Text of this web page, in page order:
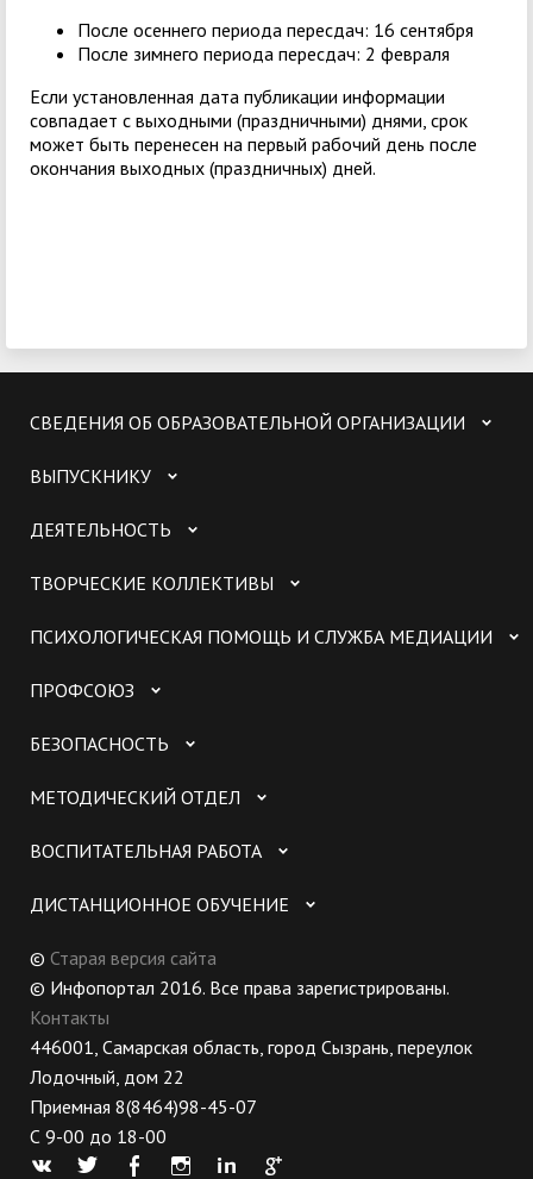
После осеннего периода пересдач: 16 сентября
После зимнего периода пересдач: 2 февраля
Если установленная дата публикации информации
совпадает с выходными (праздничными) днями, срок
может быть перенесен на первый рабочий день после
окончания выходных (праздничных) дней.
СВЕДЕНИЯ ОБ ОБРАЗОВАТЕЛЬНОЙ ОРГАНИЗАЦИИ
ВЫПУСКНИКУ
ДЕЯТЕЛЬНОСТЬ
ТВОРЧЕСКИЕ КОЛЛЕКТИВЫ
ПСИХОЛОГИЧЕСКАЯ ПОМОЩЬ И СЛУЖБА МЕДИАЦИИ
ПРОФСОЮЗ
БЕЗОПАСНОСТЬ
МЕТОДИЧЕСКИЙ ОТДЕЛ
ВОСПИТАТЕЛЬНАЯ РАБОТА
ДИСТАНЦИОННОЕ ОБУЧЕНИЕ
© Старая версия сайта
© Инфопортал 2016. Все права зарегистрированы.
Контакты
446001, Самарская область, город Сызрань, переулок
Лодочный, дом 22
Приемная 8(8464)98-45-07
С 9-00 до 18-00